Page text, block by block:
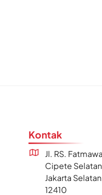
Kontak
Jl. RS.
Cipete
Jakarta
12410